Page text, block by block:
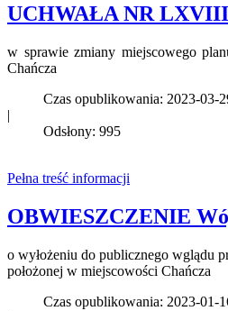
UCHWAŁA NR
w sprawie zmiany miejscowego
Chańcza
Czas opublikowania: 2023-03-
|
Odsłony: 995
Pełna treść informacji
OBWIESZCZENIE
o wyłożeniu do publicznego wglądu
położonej w miejscowości Chańcza
Czas opublikowania: 2023-01-